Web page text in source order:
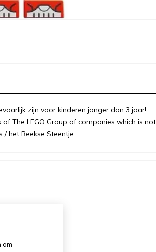
zijn voor kinderen jonger dan 3 jaar!
of The LEGO Group of companies which is not
het Beekse Steentje
om